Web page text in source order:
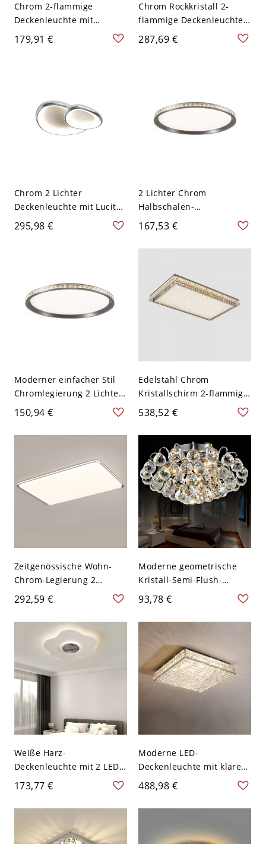
Chrom 2-flammige
Deckenleuchte mit
Kunststoffschirm,
reguläre Form, einfacher
179,91 €
Chrom Rockkristall 2-
flammige Deckenleuchte,
110V-120V, 16"
287,69 €
Chrom 2 Lichter
Deckenleuchte mit Lucite-
Schirm, festverdrahtet,
Eisen, trendiger Stil, 110V-
295,98 €
2 Lichter Chrom
Halbschalen-
Deckenleuchte, 110V-120V,
167,53 €
Moderner einfacher Stil
Chromlegierung 2 Lichter
Deckenleuchte für den
Wohnbereich mit
festverdrahtetem
120V, Dritte Stufe
(Warm/Weiß/Neutrales
Licht dimmbar), Rund,
150,94 €
Edelstahl Chrom
Kristallschirm 2-flammige
Deckenleuchte, 110V-120V,
Rechteck
538,52 €
Zeitgenössische Wohn-
Chrom-Legierung 2
Lichter Deckenleuchte mit
Polymer-Schirm, Direkt
verkabelt Elektrisch, 110V-
120V, Rechteck
292,59 €
Moderne geometrische
Kristall-Semi-Flush-
Montage-Deckenleuchte
mit klaren Schirmen -
Chrom 110V-120V 30,48
93,78 €
Weiße Harz-
Deckenleuchte mit 2 LED-
Lampen und 3
Farbtemperaturen -
Chrom 110V-120V
173,77 €
Moderne LED-
Deckenleuchte mit klarem
Kristallschirm - 110V-120V
58,42 cm
488,98 €